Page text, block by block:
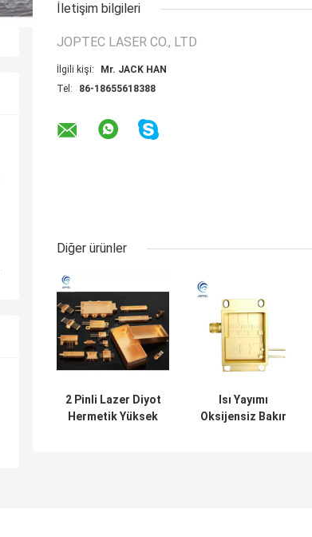
İletişim bilgileri
JOPTEC LASER CO., LTD
İlgili kişi:
Mr. JACK HAN
Tel:
86-18655618388
Diğer ürünler
2 Pinli Lazer Diyot
Hermetik Yüksek
Isı Yayımı
Oksijensiz Bakır